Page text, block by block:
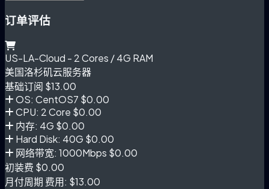
订单评估
US-LA-Cloud - 2 Cores / 4G RAM
美国洛杉矶云服务器
基础订阅 $13.00
OS: CentOS7 $0.00
CPU: 2 Core $0.00
内存: 4G $0.00
Hard Disk: 40G $0.00
网络带宽: 1000Mbps $0.00
初装费 $0.00
月付周期 费用: $13.00